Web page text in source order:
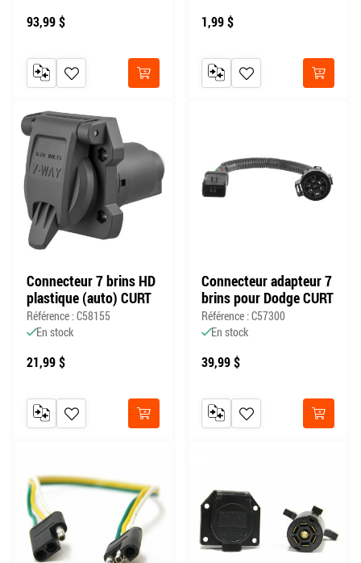
93,99 $
Acheter
AJOUTER À MA LISTE DE SOUHAITS
AJOUTER AU COMPARATEUR
1,99 $
Acheter
AJOUTER À MA LISTE DE
AJOUTER AU COMPARATEUR
Connecteur 7 brins HD
plastique (auto) CURT
Référence : C58155
En stock
21,99 $
Acheter
AJOUTER À MA LISTE DE SOUHAITS
AJOUTER AU COMPARATEUR
Connecteur adapteur 7
brins pour Dodge CURT
Référence : C57300
En stock
39,99 $
Acheter
AJOUTER À MA LISTE DE
AJOUTER AU COMPARATEUR